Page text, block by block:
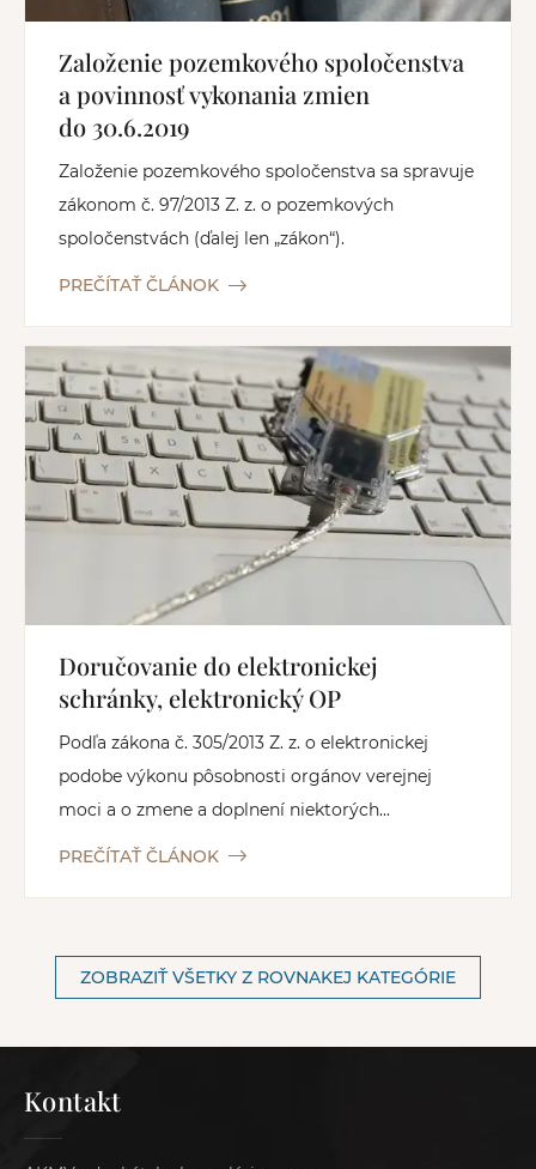
Založenie pozemkového spoločenstva
a povinnosť vykonania zmien
do 30.6.2019
Založenie pozemkového spoločenstva sa spravuje
zákonom č. 97/2013 Z. z. o pozemkových
spoločenstvách (ďalej len „zákon“).
PREČÍTAŤ ČLÁNOK
Doručovanie do elektronickej
schránky, elektronický OP
Podľa zákona č. 305/2013 Z. z. o elektronickej
podobe výkonu pôsobnosti orgánov verejnej
moci a o zmene a doplnení niektorých...
PREČÍTAŤ ČLÁNOK
ZOBRAZIŤ VŠETKY Z ROVNAKEJ KATEGÓRIE
Kontakt